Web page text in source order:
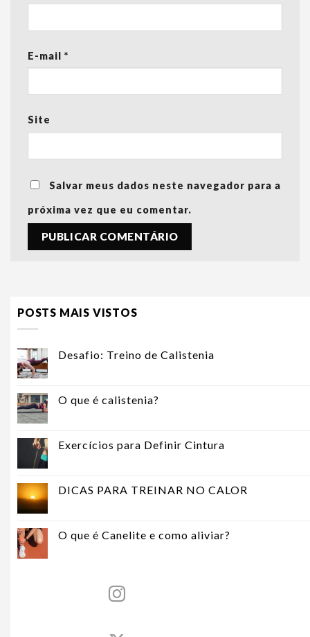
E-mail *
Site
Salvar meus dados neste navegador para a
próxima vez que eu comentar.
POSTS MAIS VISTOS
Desafio: Treino de Calistenia
O que é calistenia?
Exercícios para Definir Cintura
DICAS PARA TREINAR NO CALOR
O que é Canelite e como aliviar?